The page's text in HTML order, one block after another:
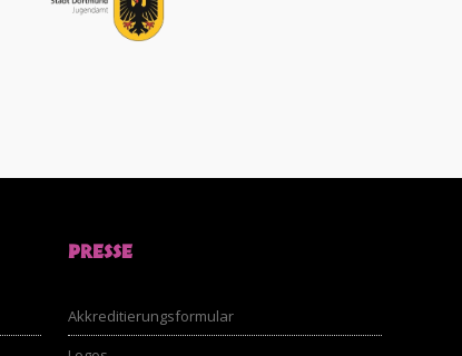
PRESSE
Akkreditierungsformular